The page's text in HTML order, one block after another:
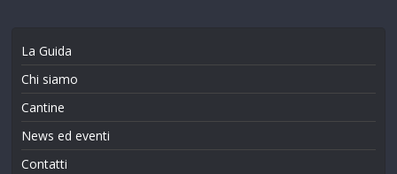
La Guida
Chi siamo
Cantine
News ed eventi
Contatti